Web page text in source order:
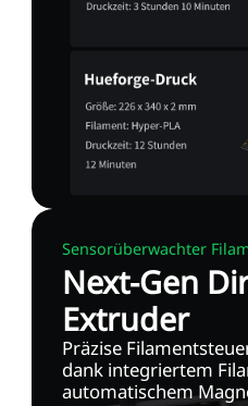
Sensorüberwachter
Next-Gen
Extruder
Präzise
dank integriertem
automatischem